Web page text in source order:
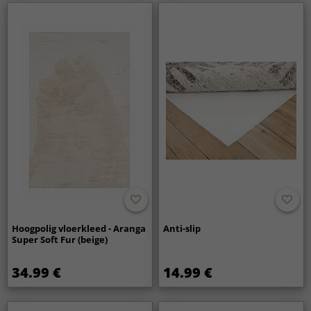
Hoogpolig vloerkleed - Aranga
Super Soft Fur (beige)
34.99 €
Anti-slip
14.99 €